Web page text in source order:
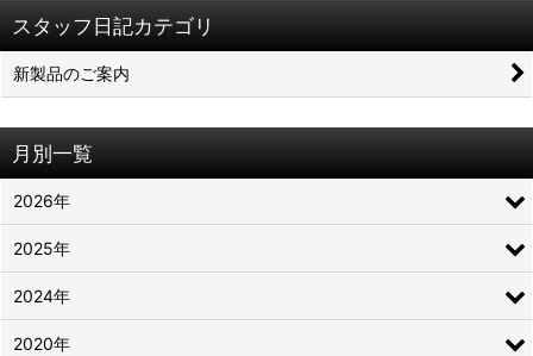
スタッフ日記カテゴリ
新製品のご案内
月別一覧
2026年
2025年
2024年
2020年